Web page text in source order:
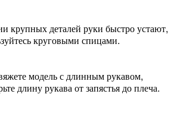
крупных деталей руки быстро устают,
круговыми спицами.
модель с длинным рукавом,
длину рукава от запястья до плеча.